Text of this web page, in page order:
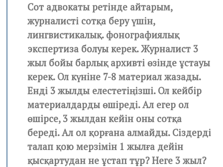
Сот адвокаты ретінде айтарым,
журналисті сотқа беру үшін,
лингвистикалық. фонографиялық
экспертиза болуы керек. Журналист 3
жыл бойы барлық архивті өзінде ұстауы
керек. Ол күніне 7-8 материал жазады.
Енді 3 жылды елестетіңізші. Ол кейбір
материалдарды өшіреді. Ал егер ол
өшірсе, 3 жылдан кейін оны сотқа
береді. Ал ол қорғана алмайды. Сіздерді
талап қою мерзімін 1 жылға дейін
қысқартудан не ұстап тұр? Неге 3 жыл?